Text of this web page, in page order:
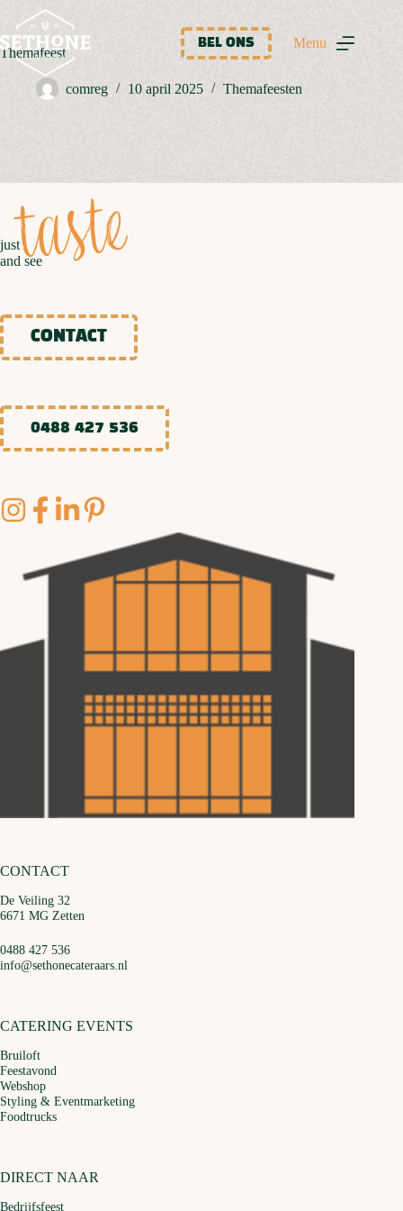
naar
de
inhoud
BEL ONS Menu
Themafeest
comreg 10 april 2025 Themafeesten
justtaste
and see
CONTACT
0488 427 536
CONTACT
De Veiling 32
6671 MG Zetten
0488 427 536
info@sethonecateraars.nl
CATERING EVENTS
Bruiloft
Feestavond
Webshop
Styling & Eventmarketing
Foodtrucks
DIRECT NAAR
Bedrijfsfeest